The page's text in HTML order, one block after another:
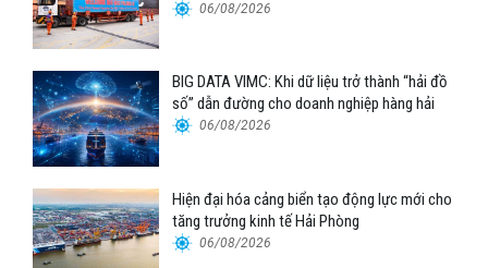
06/08/2026
BIG DATA VIMC: Khi dữ liệu trở thành “hải đồ
số” dẫn đường cho doanh nghiệp hàng hải
06/08/2026
Hiện đại hóa cảng biển tạo động lực mới cho
tăng trưởng kinh tế Hải Phòng
06/08/2026